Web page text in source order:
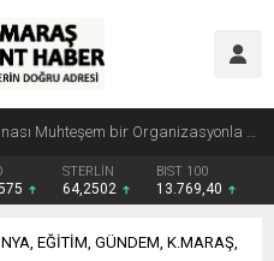
KAFUM’da Sahne Alacak
STERLİN
64,2502
BIST 100
13.769,40
, EĞİTİM, GÜNDEM, K.MARAŞ,